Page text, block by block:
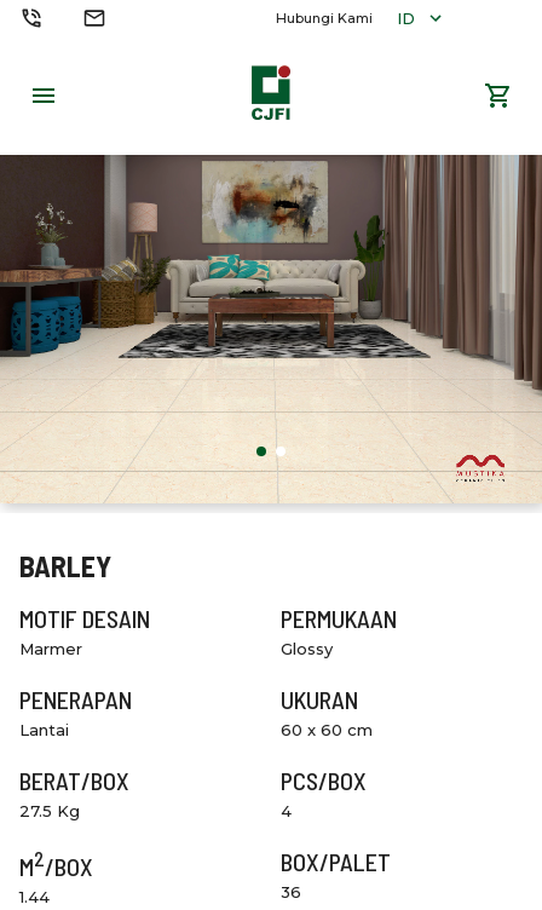
Hubungi Kami ID
BARLEY
MOTIF DESAIN
Marmer
PERMUKAAN
Glossy
PENERAPAN
Lantai
UKURAN
60 x 60 cm
BERAT/BOX
27.5 Kg
PCS/BOX
4
M2/BOX
1.44
BOX/PALET
36